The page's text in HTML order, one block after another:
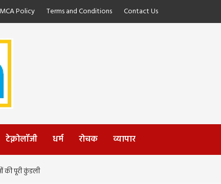
Policy Terms and Conditions Contact Us
टेक्नोलॉजी धर्म रोचक व्यापार
की पूरी कुंडली